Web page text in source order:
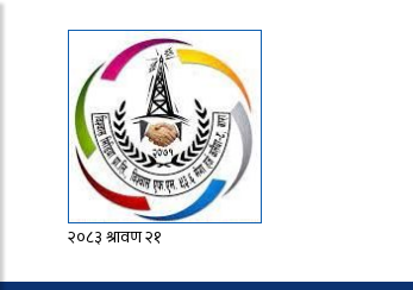
२०८३ श्रावण २१